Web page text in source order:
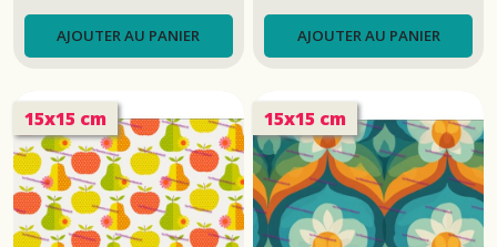
AJOUTER AU PANIER AJOUTER AU PANIER
15x15 cm 15x15 cm